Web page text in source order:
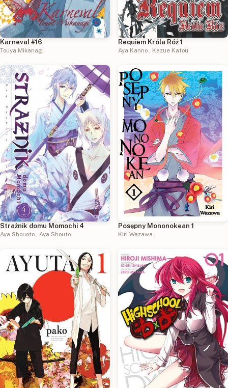
Karneval #16
Touya Mikanagi
Requiem Króla Róż 1
Aya Kanno Kazue Katou
Strażnik domu Momochi 4
Aya Shouoto Aya Shouto
Posępny Mononokean 1
Kiri Wazawa